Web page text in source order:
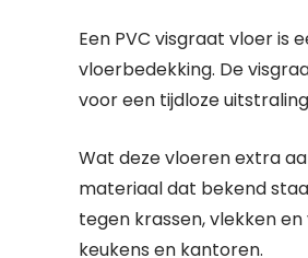
Een PVC visgraat vloer is
vloerbedekking. De
voor een tijdloze
Wat deze vloeren extra
materiaal dat bekend
tegen krassen, vlekken
keukens en kantoren.